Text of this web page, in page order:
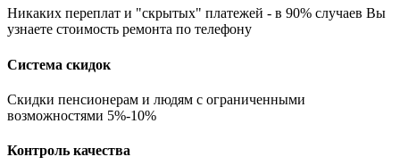
Никаких переплат и "скрытых" платежей - в 90% случаев Вы
узнаете стоимость ремонта по телефону
Система скидок
Скидки пенсионерам и людям с ограниченными
возможностями 5%-10%
Контроль качества